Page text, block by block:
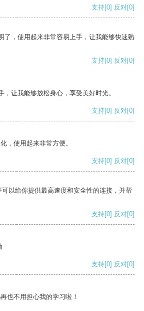
支持[0] 反对[0]
了，使用起来非常容易上手，让我能够快速熟
支持[0] 反对[0]
，让我能够放松身心，享受美好时光。
支持[0] 反对[0]
，使用起来非常方便。
支持[0] 反对[0]
以给你提供最高速度和安全性的连接，并帮
支持[0] 反对[0]
支持[0] 反对[0]
也不用担心我的学习啦！